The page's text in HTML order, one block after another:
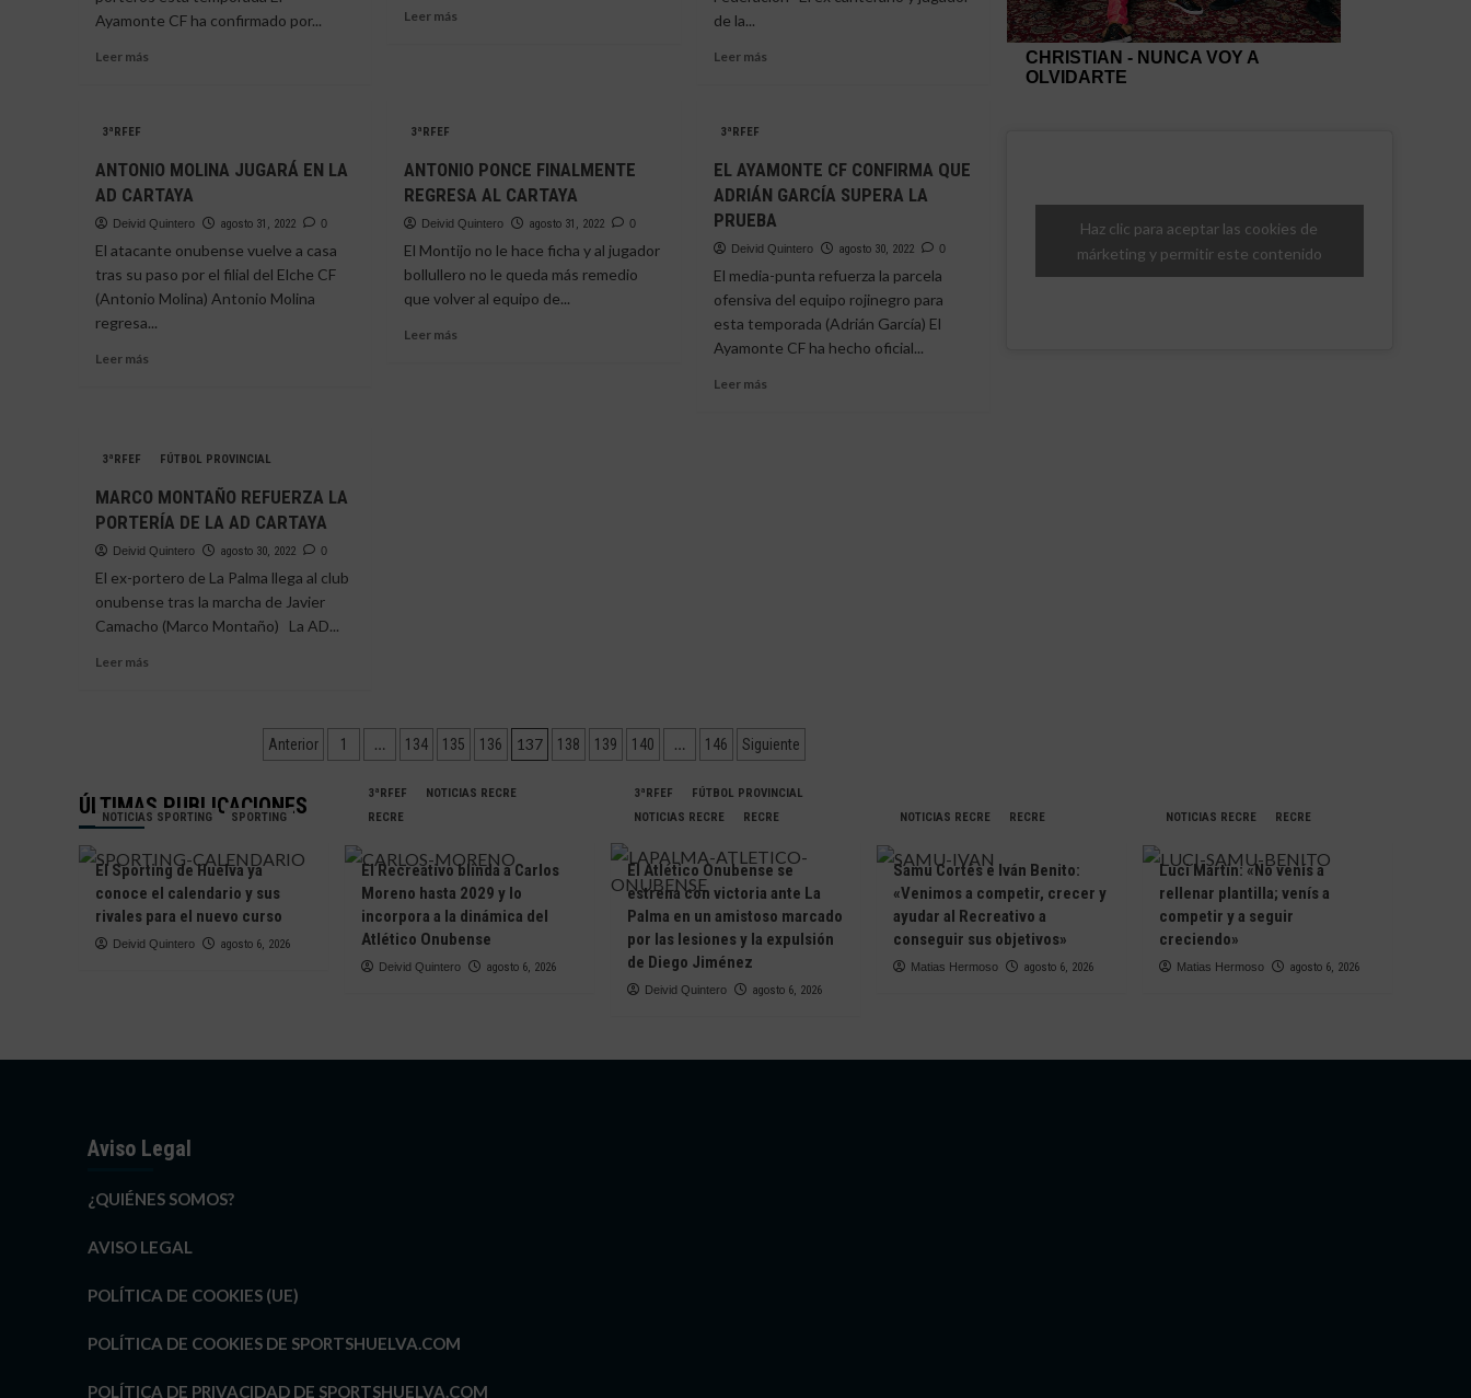
Ayamonte CF ha confirmado por...
Leer más
ANUNCIA
LA
VUELTA
ÁNGEL
BERMEJO
Leer más
DEL
BOLLULLOS
CF
de la...
Leer másLeer
NO
FICHARÁ
POR
EL
3ªRFEF
ANTONIO MOLINA JUGARÁ EN LA
AD CARTAYA
Deivid Quintero agosto 31, 2022 0
El atacante onubense vuelve a casa
tras su paso por el filial del Elche CF
(Antonio Molina) Antonio Molina
regresa...
Leer más
JUGARÁ
LA
AD
CARTAYA
3ªRFEF
ANTONIO PONCE FINALMENTE
REGRESA AL CARTAYA
Deivid Quintero agosto 31, 2022 0
El Montijo no le hace ficha y al jugador
bollullero no le queda más remedio
que volver al equipo de...
Leer más
3ªRFEF
EL AYAMONTE CF CONFIRMA QUE
ADRIÁN GARCÍA SUPERA LA
PRUEBA
Deivid Quintero agosto 30, 2022 0
El media-punta refuerza la parcela
ofensiva del equipo rojinegro para
esta temporada (Adrián García) El
Ayamonte CF ha hecho oficial...
Leer másLeer
3ªRFEF FÚTBOL PROVINCIAL
MARCO MONTAÑO REFUERZA LA
PORTERÍA DE LA AD CARTAYA
Deivid Quintero agosto 30, 2022 0
El ex-portero de La Palma llega al club
onubense tras la marcha de Javier
Camacho (Marco Montaño) La AD...
Leer más
PORTERÍA
DE
AD
CARTAYA
Paginación
entradas
Anterior 1 … 134 135 136 137 138 139 140 … 146 Siguiente
Haz clic para aceptar las cookies de
márketing y permitir este contenido
ÚLTIMAS PUBLICACIONES
NOTICIAS SPORTING SPORTING
El Sporting de Huelva ya
conoce el calendario y sus
rivales para el nuevo curso
Deivid Quintero agosto 6, 2026
3ªRFEF
NOTICIAS RECRE
RECRE
El Recreativo blinda a Carlos
Moreno hasta 2029 y lo
incorpora a la dinámica del
Atlético Onubense
Deivid Quintero agosto 6, 2026
3ªRFEF
FÚTBOL PROVINCIAL
NOTICIAS RECRE
RECRE
El Atlético Onubense se
estrena con victoria ante La
Palma en un amistoso marcado
por las lesiones y la expulsión
de Diego Jiménez
Deivid Quintero agosto 6, 2026
NOTICIAS RECRE RECRE
Samu Cortés e Iván Benito:
«Venimos a competir, crecer y
ayudar al Recreativo a
conseguir sus objetivos»
Matias Hermoso agosto 6, 2026
NOTICIAS RECRE RECRE
Luci Martín: «No venís a
rellenar plantilla; venís a
competir y a seguir
creciendo»
Matias Hermoso agosto 6, 2026
Aviso Legal
¿QUIÉNES SOMOS?
AVISO LEGAL
POLÍTICA DE COOKIES (UE)
POLÍTICA DE COOKIES DE SPORTSHUELVA.COM
POLÍTICA DE PRIVACIDAD DE SPORTSHUELVA.COM